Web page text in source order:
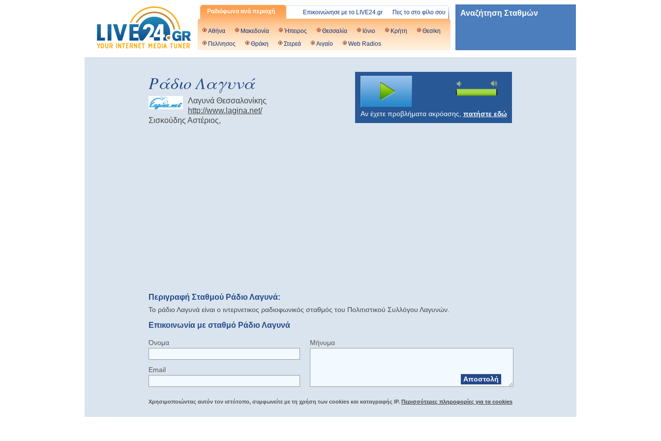
Ραδιόφωνα ανά περιοχή Πες το στο φίλο σου
Επικοινώνησε με το LIVE24.gr
Αθήνα Μακεδονία Ήπειρος Θεσσαλία Ιόνιο Κρήτη
Θεσ/κη
Πελ/νησος
Θράκη Στερεά Αιγαίο Web Radios
Αναζήτηση Σταθμών
Ράδιο Λαγυνά
Λαγυνά Θεσσαλονίκης
http://www.lagina.net/
Σισκούδης Αστέριος,
Αν έχετε προβλήματα ακρόασης, πατήστε εδώ
Περιγραφή Σταθμού Ράδιο Λαγυνά:
Το ράδιο Λαγυνά είναι ο ιντερνετικος ραδιοφωνικός σταθμός του Πολιτιστικού Συλλόγου Λαγυνών.
Επικοινωνία με σταθμό Ράδιο Λαγυνά
Όνομα
Email
Μήνυμα
Αποστολή
Χρησιμοποιώντας αυτόν τον ιστότοπο, συμφωνείτε με τη χρήση των cookies και καταγραφής IP. Περισσότερες πληροφορίες για τα cookies